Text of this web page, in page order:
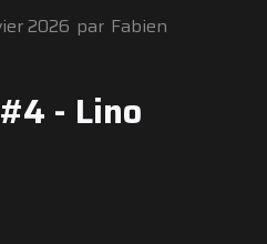
2026 par Fabien
- Lino